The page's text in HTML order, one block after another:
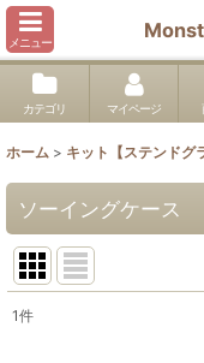
メニュー
カテゴリ マイページ
ホーム > キット【ステンドグ
ソーイングケース
1件